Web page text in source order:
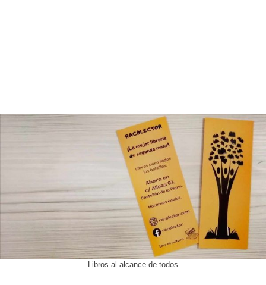
Libros al alcance de todos